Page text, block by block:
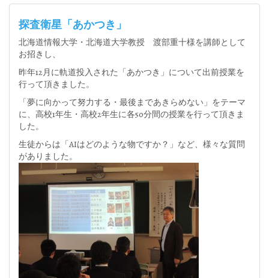
探査衛星「あかつき」
北海道情報大学・北海道大学教授 渡部重十様を講師として
お招きし、
昨年12月に軌道投入された「あかつき」について出前授業を
行って頂きました。
「夢に向かって努力する・最後まであきらめない」をテーマ
に、高校1年生・高校2年生に各50分間の授業を行って頂きま
した。
生徒からは「AIはどのような物ですか？」など、様々な質問
がありました。